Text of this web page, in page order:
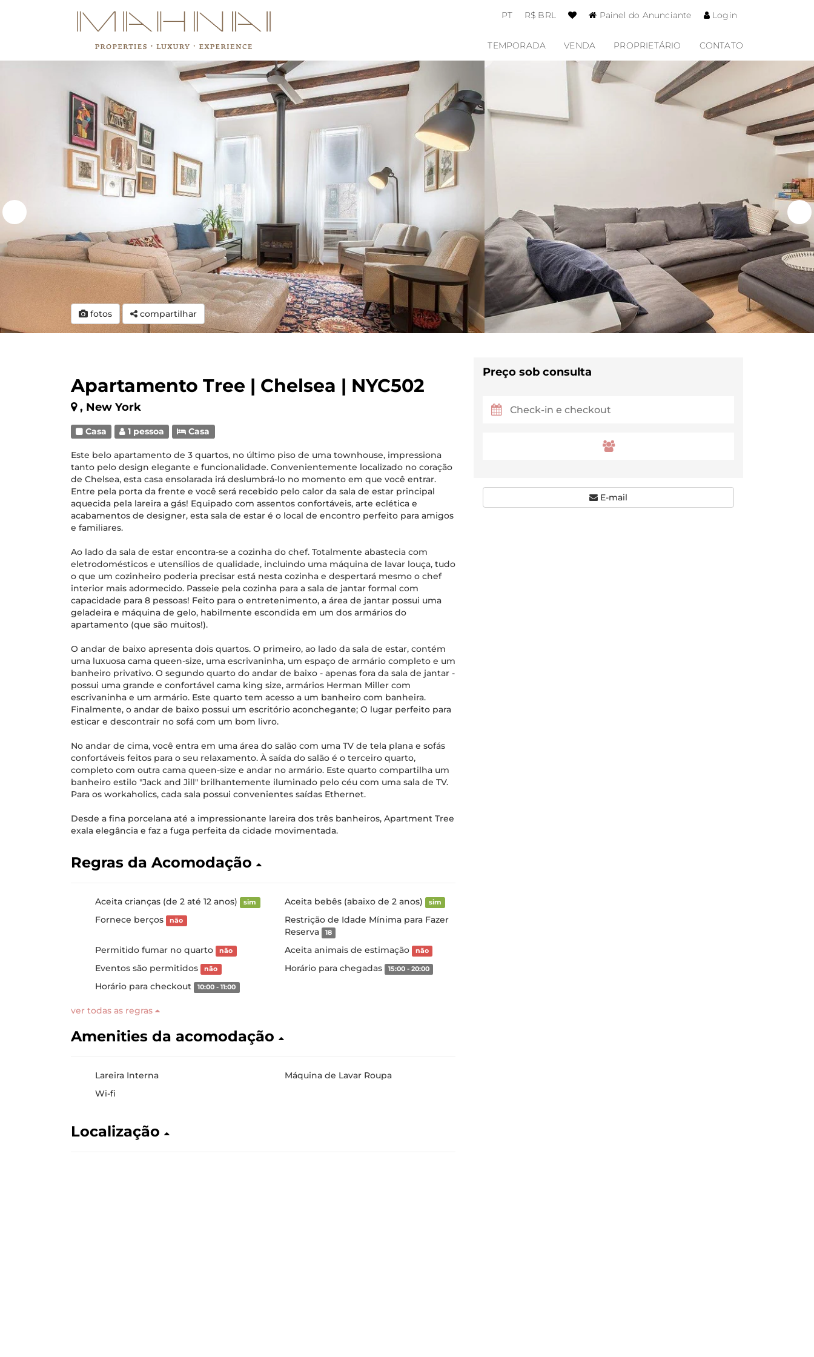
PT R$ BRL Painel do Anunciante Login
TEMPORADA VENDA PROPRIETÁRIO CONTATO
fotos compartilhar
Apartamento Tree | Chelsea | NYC502
, New York
Casa 1 pessoa Casa
Este belo apartamento de 3 quartos, no último piso de uma townhouse, impressiona
tanto pelo design elegante e funcionalidade. Convenientemente localizado no coração
de Chelsea, esta casa ensolarada irá deslumbrá-lo no momento em que você entrar.
Entre pela porta da frente e você será recebido pelo calor da sala de estar principal
aquecida pela lareira a gás! Equipado com assentos confortáveis, arte eclética e
acabamentos de designer, esta sala de estar é o local de encontro perfeito para amigos
e familiares.
Ao lado da sala de estar encontra-se a cozinha do chef. Totalmente abastecia com
eletrodomésticos e utensílios de qualidade, incluindo uma máquina de lavar louça, tudo
o que um cozinheiro poderia precisar está nesta cozinha e despertará mesmo o chef
interior mais adormecido. Passeie pela cozinha para a sala de jantar formal com
capacidade para 8 pessoas! Feito para o entretenimento, a área de jantar possui uma
geladeira e máquina de gelo, habilmente escondida em um dos armários do
apartamento (que são muitos!).
O andar de baixo apresenta dois quartos. O primeiro, ao lado da sala de estar, contém
uma luxuosa cama queen-size, uma escrivaninha, um espaço de armário completo e um
banheiro privativo. O segundo quarto do andar de baixo - apenas fora da sala de jantar -
possui uma grande e confortável cama king size, armários Herman Miller com
escrivaninha e um armário. Este quarto tem acesso a um banheiro com banheira.
Finalmente, o andar de baixo possui um escritório aconchegante; O lugar perfeito para
esticar e descontrair no sofá com um bom livro.
No andar de cima, você entra em uma área do salão com uma TV de tela plana e sofás
confortáveis ​​feitos para o seu relaxamento. À saída do salão é o terceiro quarto,
completo com outra cama queen-size e andar no armário. Este quarto compartilha um
banheiro estilo "Jack and Jill" brilhantemente iluminado pelo céu com uma sala de TV.
Para os workaholics, cada sala possui convenientes saídas Ethernet.
Desde a fina porcelana até a impressionante lareira dos três banheiros, Apartment Tree
exala elegância e faz a fuga perfeita da cidade movimentada.
Regras da Acomodação
Aceita crianças (de 2 até 12 anos) sim Aceita bebês (abaixo de 2 anos) sim
Fornece berços não
Restrição de Idade Mínima para Fazer
Reserva
18
Permitido fumar no quarto não Aceita animais de estimação não
Eventos são permitidos não Horário para chegadas 15:00 - 20:00
Horário para checkout 10:00 - 11:00
ver todas as regras
Amenities da acomodação
Lareira Interna
Máquina de Lavar Roupa
Wi-fi
Localização
Preço sob consulta
E-mail